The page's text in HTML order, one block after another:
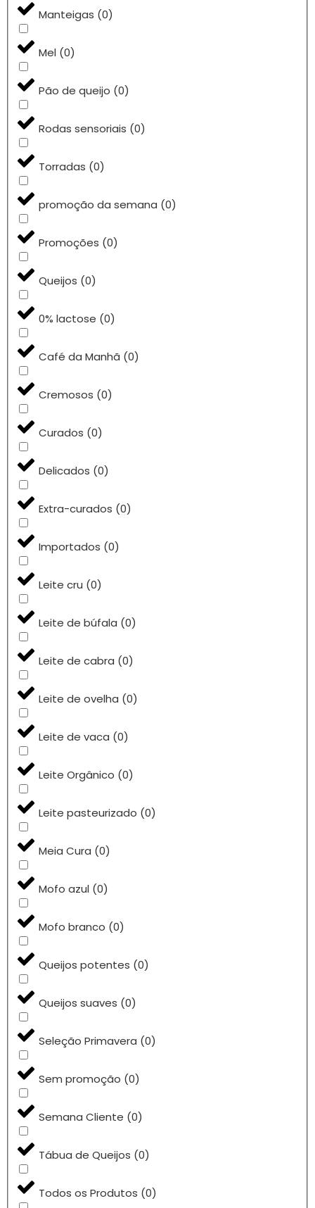
Manteigas (0)
Mel (0)
Pão de queijo (0)
Rodas sensoriais (0)
Torradas (0)
promoção da semana (0)
Promoções (0)
Queijos (0)
0% lactose (0)
Café da Manhã (0)
Cremosos (0)
Curados (0)
Delicados (0)
Extra-curados (0)
Importados (0)
Leite cru (0)
Leite de búfala (0)
Leite de cabra (0)
Leite de ovelha (0)
Leite de vaca (0)
Leite Orgânico (0)
Leite pasteurizado (0)
Meia Cura (0)
Mofo azul (0)
Mofo branco (0)
Queijos potentes (0)
Queijos suaves (0)
Seleção Primavera (0)
Sem promoção (0)
Semana Cliente (0)
Tábua de Queijos (0)
Todos os Produtos (0)